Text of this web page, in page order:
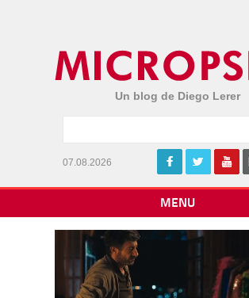
Un blog de Diego Lerer
07.08.2026
MENU